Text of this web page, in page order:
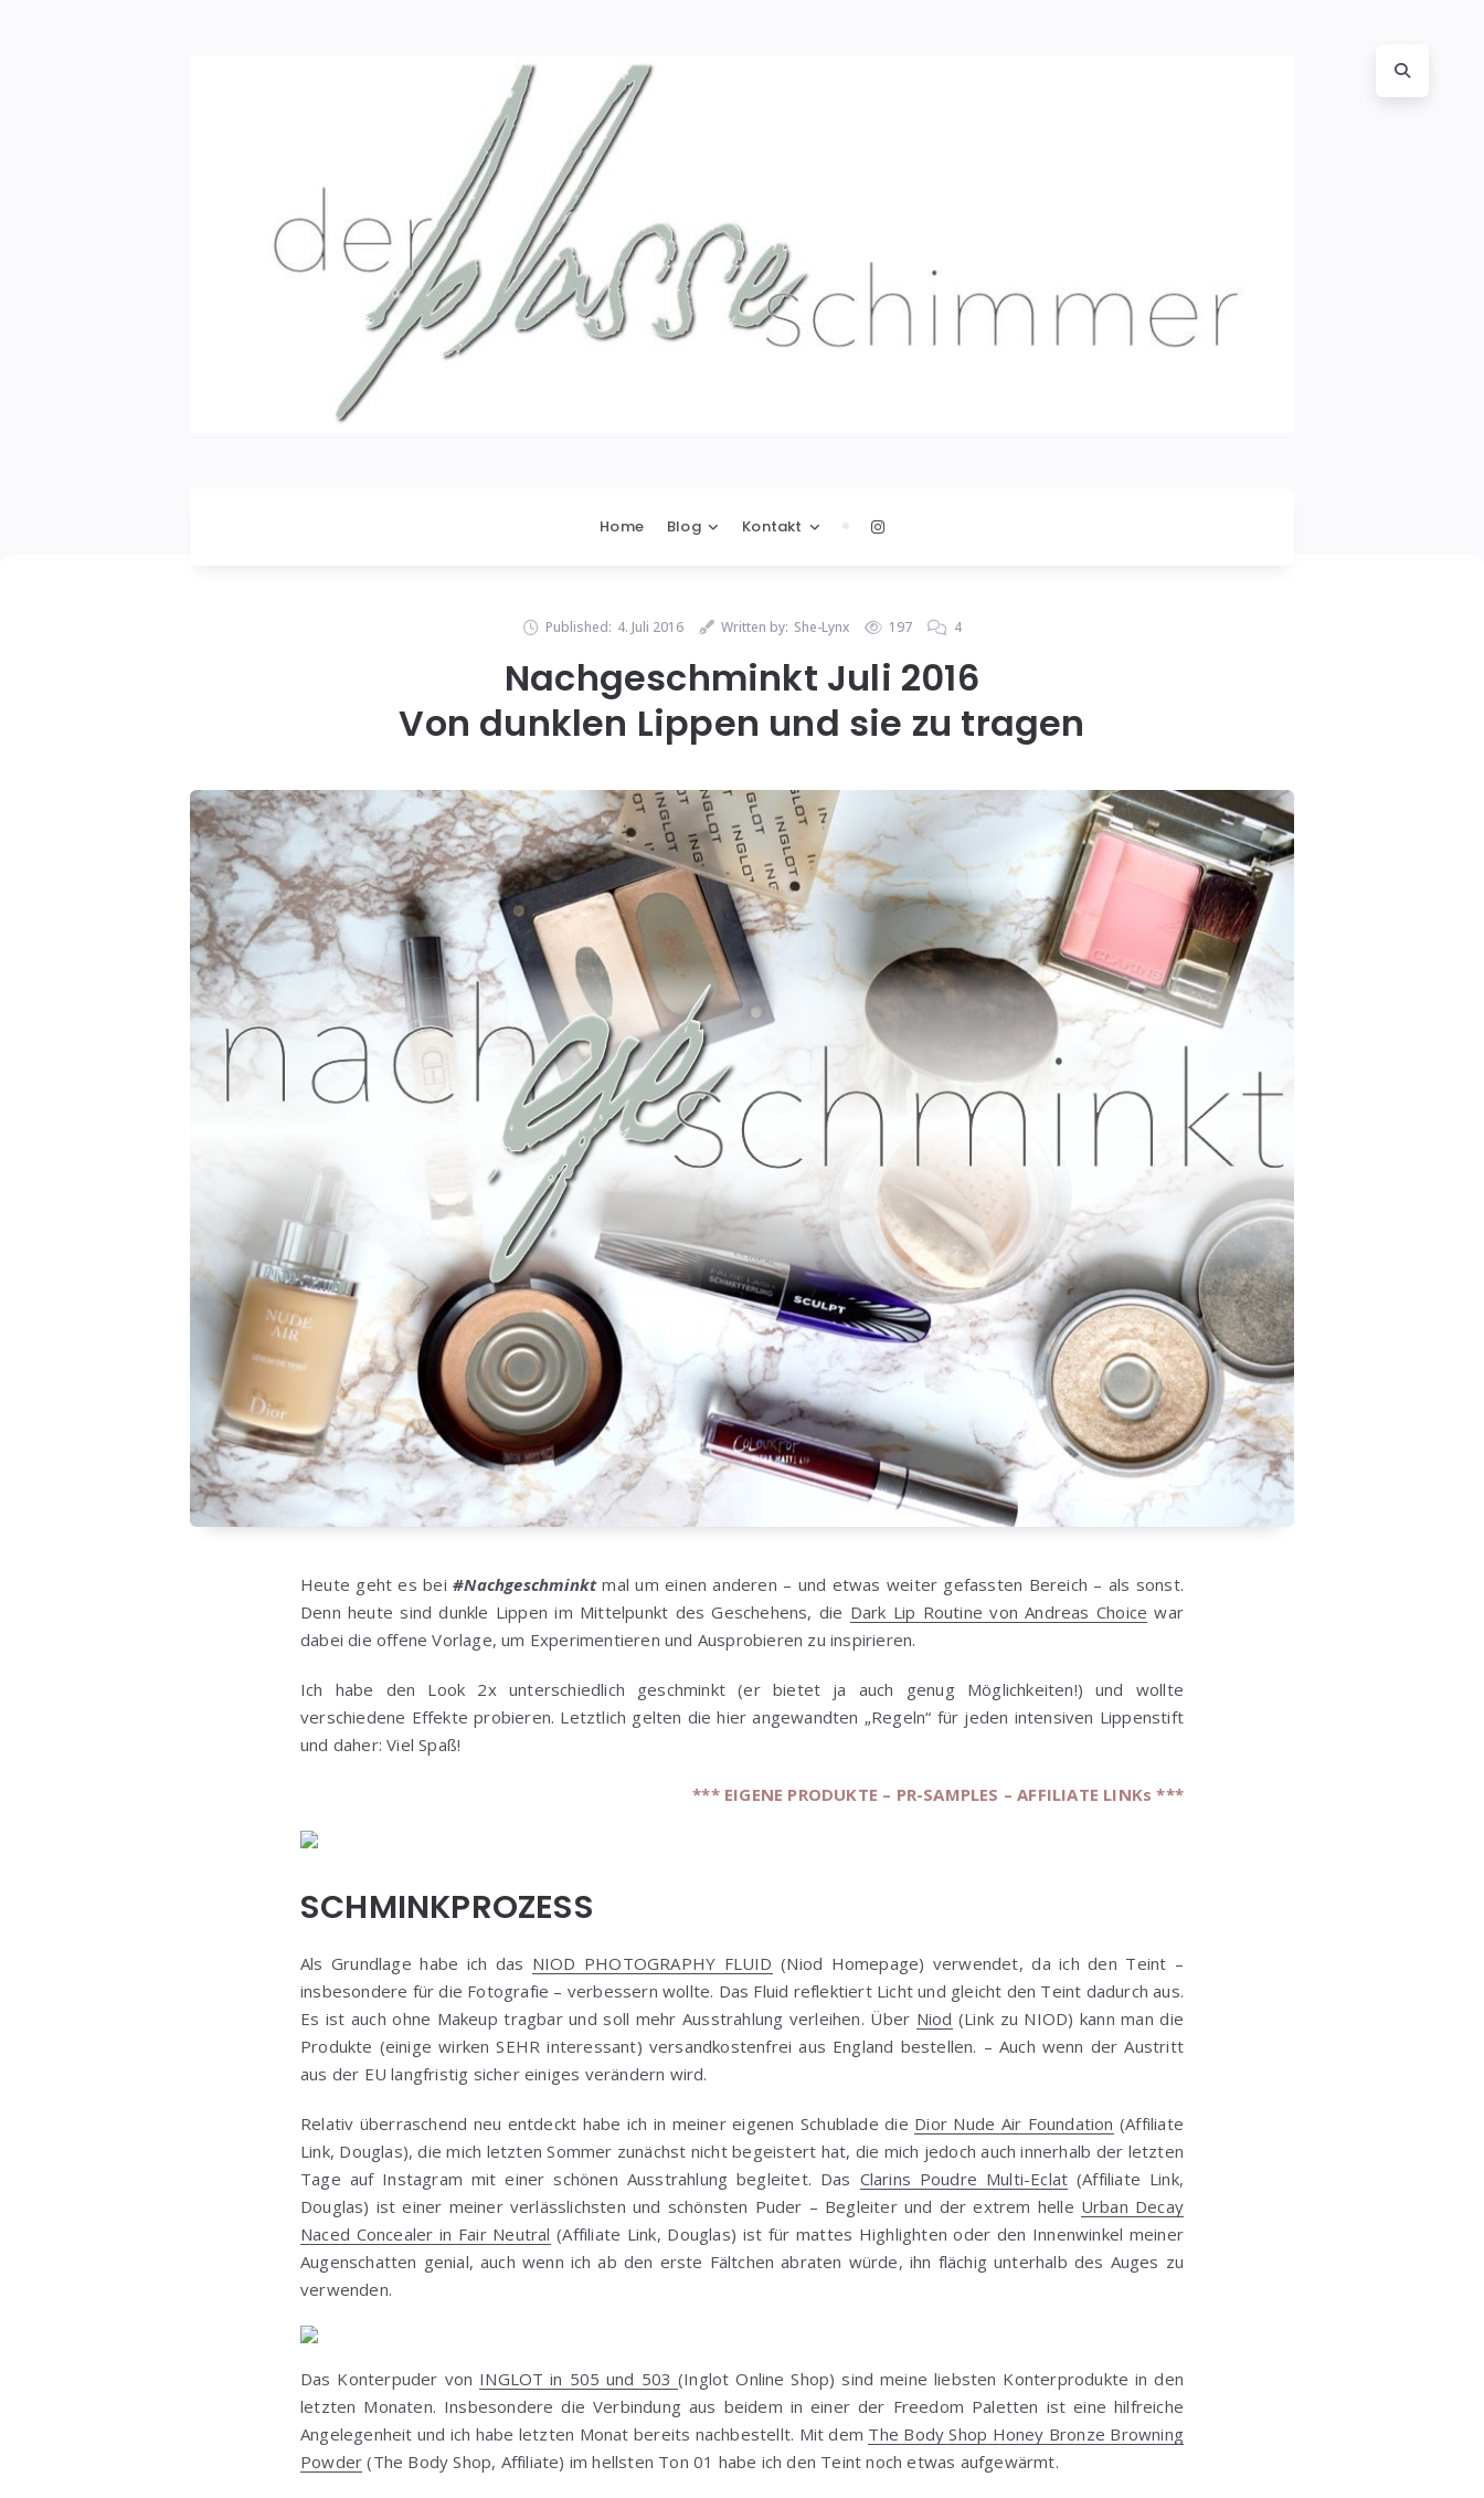
Home Blog Kontakt
Published: 4. Juli 2016 Written by: She-Lynx 197 4
Nachgeschminkt Juli 2016
Von dunklen Lippen und sie zu tragen
Heute geht es bei#Nachgeschminktmal um einen anderen – und etwas weiter gefassten Bereich – als sonst.
Denn heute sind dunkle Lippen im Mittelpunkt des Geschehens, die Dark Lip Routine von Andreas Choice war
dabei die offene Vorlage, um Experimentieren und Ausprobieren zu inspirieren.
Ich habe den Look 2x unterschiedlich geschminkt (er bietet ja auch genug Möglichkeiten!) und wollte
verschiedene Effekte probieren. Letztlich gelten die hier angewandten „Regeln“ für jeden intensiven Lippenstift
und daher: Viel Spaß!
*** EIGENE PRODUKTE – PR-SAMPLES – AFFILIATE LINKs ***
SCHMINKPROZESS
Als Grundlage habe ich das NIOD PHOTOGRAPHY FLUID (Niod Homepage) verwendet, da ich den Teint –
insbesondere für die Fotografie – verbessern wollte. Das Fluid reflektiert Licht und gleicht den Teint dadurch aus.
Es ist auch ohne Makeup tragbar und soll mehr Ausstrahlung verleihen. Über Niod (Link zu NIOD) kann man die
Produkte (einige wirken SEHR interessant) versandkostenfrei aus England bestellen. – Auch wenn der Austritt
aus der EU langfristig sicher einiges verändern wird.
Relativ überraschend neu entdeckt habe ich in meiner eigenen Schublade die Dior Nude Air Foundation (Affiliate
Link, Douglas), die mich letzten Sommer zunächst nicht begeistert hat, die mich jedoch auch innerhalb der letzten
Tage auf Instagram mit einer schönen Ausstrahlung begleitet. Das Clarins Poudre Multi-Eclat (Affiliate Link,
Douglas) ist einer meiner verlässlichsten und schönsten Puder – Begleiter und der extrem helle Urban Decay
Naced Concealer in Fair Neutral (Affiliate Link, Douglas) ist für mattes Highlighten oder den Innenwinkel meiner
Augenschatten genial, auch wenn ich ab den erste Fältchen abraten würde, ihn flächig unterhalb des Auges zu
verwenden.
Das Konterpuder von INGLOT in 505 und 503(Inglot Online Shop) sind meine liebsten Konterprodukte in den
letzten Monaten. Insbesondere die Verbindung aus beidem in einer der Freedom Paletten ist eine hilfreiche
Angelegenheit und ich habe letzten Monat bereits nachbestellt. Mit dem The Body Shop Honey Bronze Browning
Powder (The Body Shop, Affiliate) im hellsten Ton 01 habe ich den Teint noch etwas aufgewärmt.